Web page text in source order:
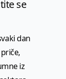
se
dan
iz